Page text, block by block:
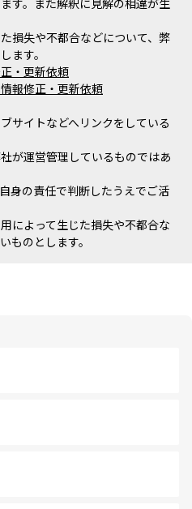
す。また解釈に見解の相違が生
損失や不都合などについて、弊
ます。
・更新依頼
報修正・更新依頼
サイトなどへリンクをしている
が運営管理しているものではあ
身の責任で判断したうえでご活
によって生じた損失や不都合な
ものとします。